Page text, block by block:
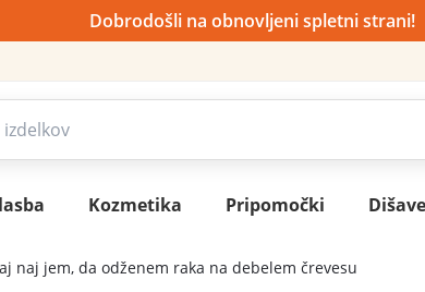
Dobrodošli na obnovljeni spletni strani!
Kozmetika Pripomočki Dišave
naj jem, da odženem raka na debelem črevesu